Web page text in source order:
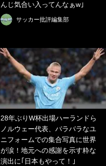
んじ気合い入ってんなぁw｣
サッカー批評編集部
28年ぶりW杯出場ハーランドら
ノルウェー代表、バラバラなユ
ニフォームでの集合写真に世界
が涙！地元への感謝を示す粋な
演出に｢日本もやって！｣